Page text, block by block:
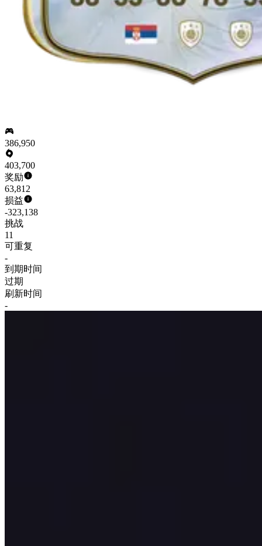
386,950
403,700
奖励
63,812
损益
-323,138
挑战
11
可重复
-
到期时间
过期
刷新时间
-